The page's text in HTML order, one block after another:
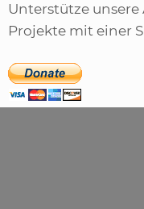
Unterstütze
Projekte mit einer